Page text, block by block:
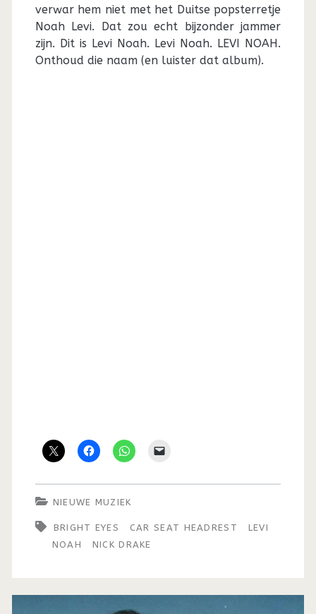
verwar hem niet met het Duitse popsterretje
Noah Levi. Dat zou echt bijzonder jammer
zijn. Dit is Levi Noah. Levi Noah. LEVI NOAH.
Onthoud die naam (en luister dat album).
NIEUWE MUZIEK
BRIGHT EYES CAR SEAT HEADREST
LEVI
NOAH
NICK DRAKE